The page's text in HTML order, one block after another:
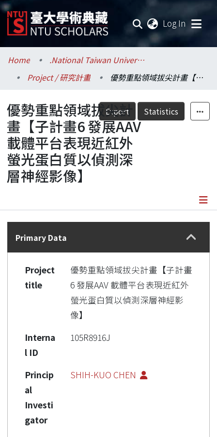
Log In
Communities & Collections
Research Outputs
Fundings & Projects
Researchers
Organizations
Statistics
Home
.National Taiwan University / 國立臺灣大學
Project / 研究計畫
優勢重點領域拔尖計畫【子計畫6 發展AAV 載體平台表現近紅外螢光蛋白質以偵測深層神經影像】
Export Statistics
優勢重點領域拔尖計
畫【子計畫6 發展AAV
載體平台表現近紅外
螢光蛋白質以偵測深
層神經影像】
Details
Primary Data
Project
title
優勢重點領域拔尖計畫【子計畫
6 發展AAV 載體平台表現近紅外
螢光蛋白質以偵測深層神經影
像】
Interna
l ID
105R8916J
Princip
al
Investi
gator
SHIH-KUO CHEN